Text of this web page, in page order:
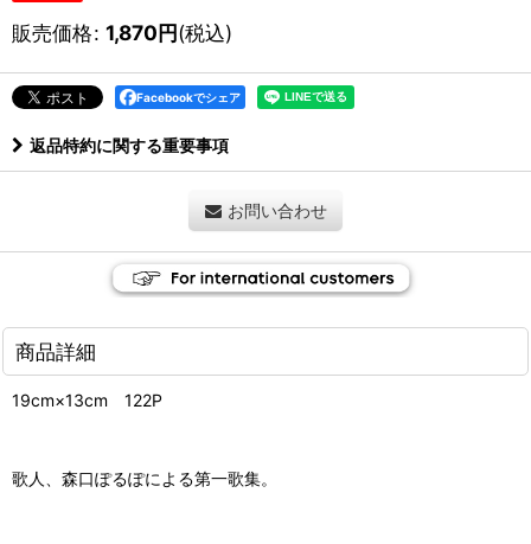
販売価格: 1,870円(税込)
Facebookでシェア
返品特約に関する重要事項
お問い合わせ
商品詳細
19cm×13cm 122P
歌人、森口ぽるぽによる第一歌集。